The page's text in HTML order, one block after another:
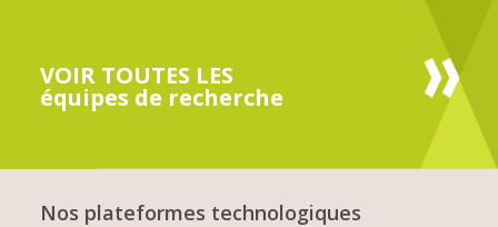
VOIR TOUTES LES
équipes de recherche
Nos plateformes technologiques